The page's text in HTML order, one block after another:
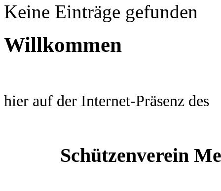
Keine Einträge gefunden
Willkommen
hier auf der Internet-Präsenz des
Schützenverein